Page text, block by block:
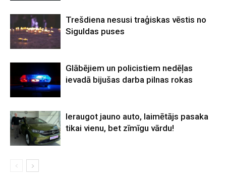
Trešdiena nesusi traģiskas vēstis no
Siguldas puses
Glābējiem un policistiem nedēļas
ievadā bijušas darba pilnas rokas
Ieraugot jauno auto, laimētājs pasaka
tikai vienu, bet zīmīgu vārdu!